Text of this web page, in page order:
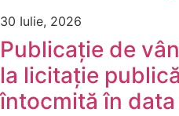
30 Iulie, 2026
Publicație de
la licitație
întocmită în